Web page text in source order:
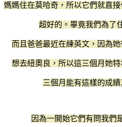
媽媽住在莫哈奇，所以它們就直
超好的。畢竟我們為了
而且爸爸最近在練英文，因為
想去紐奧良，所以這三個月她
三個月能有這樣的成
因為一開始它們有問我們